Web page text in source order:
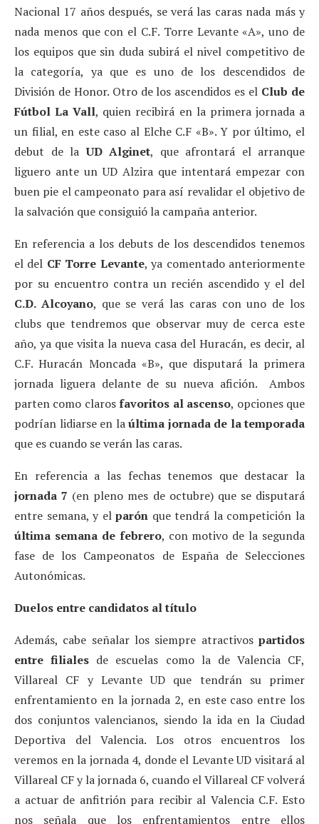
Nacional 17 años después, se verá las caras nada más y
nada menos que con el C.F. Torre Levante «A», uno de
los equipos que sin duda subirá el nivel competitivo de
la categoría, ya que es uno de los descendidos de
División de Honor. Otro de los ascendidos es el Club de
Fútbol La Vall, quien recibirá en la primera jornada a
un filial, en este caso al Elche C.F «B». Y por último, el
debut de laUD Alginet, que afrontará el arranque
liguero ante un UD Alzira que intentará empezar con
buen pie el campeonato para así revalidar el objetivo de
la salvación que consiguió la campaña anterior.
En referencia a los debuts de los descendidos tenemos
el del CF Torre Levante, ya comentado anteriormente
por su encuentro contra un recién ascendido y el del
C.D. Alcoyano, que se verá las caras con uno de los
clubs que tendremos que observar muy de cerca este
año, ya que visita la nueva casa del Huracán, es decir, al
C.F. Huracán Moncada «B», que disputará la primera
jornada liguera delante de su nueva afición. Ambos
parten como clarosfavoritos al ascenso, opciones que
podrían lidiarse en laúltima jornada de la temporada
que es cuando se verán las caras.
En referencia a las fechas tenemos que destacar la
jornada 7 (en pleno mes de octubre) que se disputará
entre semana, y elparón que tendrá la competición la
última semana de febrero, con motivo de la segunda
fase de los Campeonatos de España de Selecciones
Autonómicas.
Duelos entre candidatos al título
Además, cabe señalar los siempre atractivos partidos
entre filiales de escuelas como la de Valencia CF,
Villareal CF y Levante UD que tendrán su primer
enfrentamiento en la jornada 2, en este caso entre los
dos conjuntos valencianos, siendo la ida en la Ciudad
Deportiva del Valencia. Los otros encuentros los
veremos en la jornada 4, donde el Levante UD visitará al
Villareal CF y la jornada 6, cuando el Villareal CF volverá
a actuar de anfitrión para recibir al Valencia C.F. Esto
nos señala que los enfrentamientos entre ellos